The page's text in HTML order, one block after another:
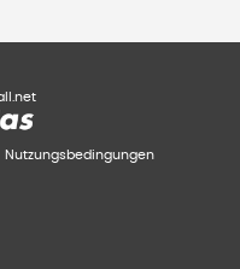
Nutzungsbedingungen